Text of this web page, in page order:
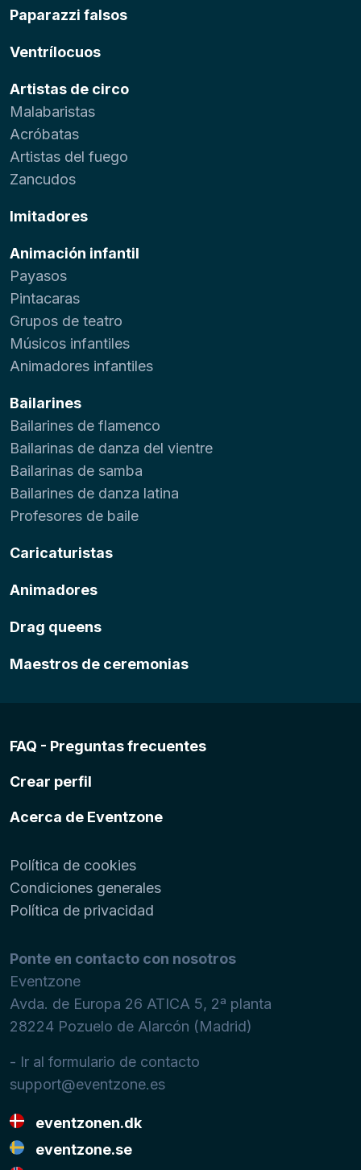
Paparazzi falsos
Ventrílocuos
Artistas de circo
Malabaristas
Acróbatas
Artistas del fuego
Zancudos
Imitadores
Animación infantil
Payasos
Pintacaras
Grupos de teatro
Músicos infantiles
Animadores infantiles
Bailarines
Bailarines de flamenco
Bailarinas de danza del vientre
Bailarinas de samba
Bailarines de danza latina
Profesores de baile
Caricaturistas
Animadores
Drag queens
Maestros de ceremonias
FAQ - Preguntas frecuentes
Crear perfil
Acerca de Eventzone
Política de cookies
Condiciones generales
Política de privacidad
Ponte en contacto con nosotros
Eventzone
Avda. de Europa 26 ATICA 5, 2ª planta
28224 Pozuelo de Alarcón (Madrid)
- Ir al formulario de contacto
support@eventzone.es
eventzonen.dk
eventzone.se